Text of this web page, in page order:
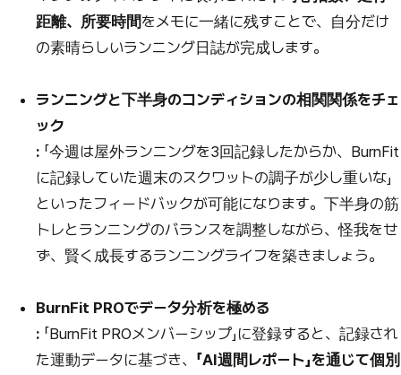
距離、所要時間をメモに一緒に残すことで、自分だけ
の素晴らしいランニング日誌が完成します。
ランニングと下半身のコンディションの相関関係をチェ
ック
: 「今週は屋外ランニングを3回記録したからか、BurnFit
に記録していた週末のスクワットの調子が少し重いな」
といったフィードバックが可能になります。下半身の筋
トレとランニングのバランスを調整しながら、怪我をせ
ず、賢く成長するランニングライフを築きましょう。
BurnFit PROでデータ分析を極める
: 「BurnFit PROメンバーシップ」に登録すると、記録され
た運動データに基づき、 「AI週間レポート」を通じて個別